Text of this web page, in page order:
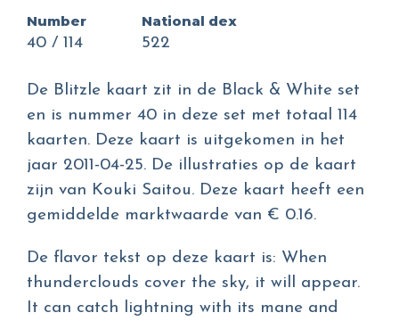
Number
40 / 114
National dex
522
De Blitzle kaart zit in de Black & White set
en is nummer 40 in deze set met totaal 114
kaarten. Deze kaart is uitgekomen in het
jaar 2011-04-25. De illustraties op de kaart
zijn van Kouki Saitou. Deze kaart heeft een
gemiddelde marktwaarde van € 0.16.
De flavor tekst op deze kaart is: When
thunderclouds cover the sky, it will appear.
It can catch lightning with its mane and